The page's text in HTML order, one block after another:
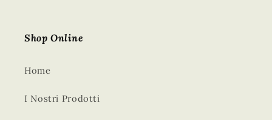
Shop Online
Home
I Nostri Prodotti